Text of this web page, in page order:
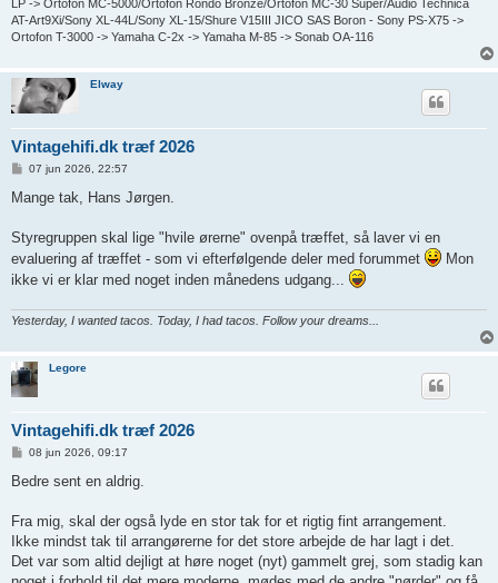
LP -> Ortofon MC-5000/Ortofon Rondo Bronze/Ortofon MC-30 Super/Audio Technica
AT-Art9Xi/Sony XL-44L/Sony XL-15/Shure V15III JICO SAS Boron - Sony PS-X75 ->
Ortofon T-3000 -> Yamaha C-2x -> Yamaha M-85 -> Sonab OA-116
Elway
Vintagehifi.dk træf 2026
d
g
07 jun 2026, 22:57
Mange tak, Hans Jørgen.
Styregruppen skal lige "hvile ørerne" ovenpå træffet, så laver vi en
evaluering af træffet - som vi efterfølgende deler med forummet
Mon
ikke vi er klar med noget inden månedens udgang...
Yesterday, I wanted tacos. Today, I had tacos. Follow your dreams...
Legore
Vintagehifi.dk træf 2026
d
g
08 jun 2026, 09:17
Bedre sent en aldrig.
Fra mig, skal der også lyde en stor tak for et rigtig fint arrangement.
Ikke mindst tak til arrangørerne for det store arbejde de har lagt i det.
Det var som altid dejligt at høre noget (nyt) gammelt grej, som stadig kan